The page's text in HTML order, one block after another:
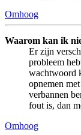
Omhoog
Waarom kan ik
Er zijn
probleem
wachtwoord
opnemen
verbannen
fout is, dan
Omhoog